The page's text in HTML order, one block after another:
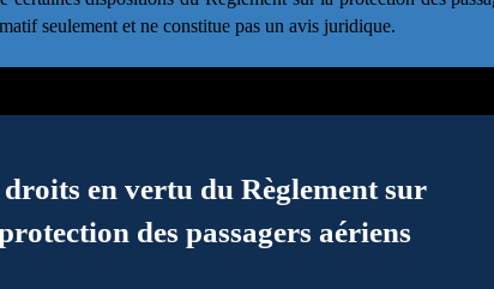
seulement et ne constitue pas un avis juridique.
droits en vertu du Règlement sur
des passagers aériens